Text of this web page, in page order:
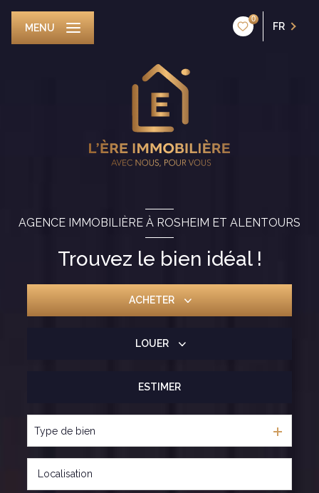
0
FR
MENU
AGENCE IMMOBILIÈRE À ROSHEIM ET ALENTOURS
Trouvez le bien idéal !
ACHETER
LOUER
ESTIMER
Type de bien